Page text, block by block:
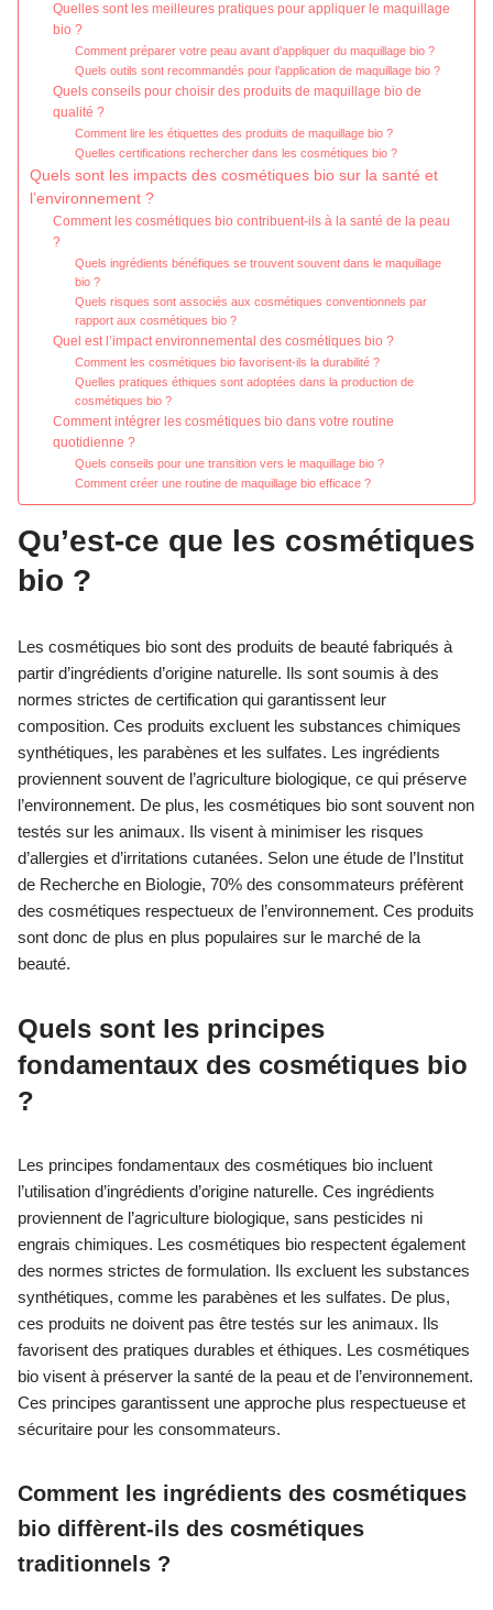
Quelles sont les meilleures pratiques pour appliquer le maquillage
bio ?
Comment préparer votre peau avant d’appliquer du maquillage bio ?
Quels outils sont recommandés pour l’application de maquillage bio ?
Quels conseils pour choisir des produits de maquillage bio de
qualité ?
Comment lire les étiquettes des produits de maquillage bio ?
Quelles certifications rechercher dans les cosmétiques bio ?
Quels sont les impacts des cosmétiques bio sur la santé et
l’environnement ?
Comment les cosmétiques bio contribuent-ils à la santé de la peau
?
Quels ingrédients bénéfiques se trouvent souvent dans le maquillage
bio ?
Quels risques sont associés aux cosmétiques conventionnels par
rapport aux cosmétiques bio ?
Quel est l’impact environnemental des cosmétiques bio ?
Comment les cosmétiques bio favorisent-ils la durabilité ?
Quelles pratiques éthiques sont adoptées dans la production de
cosmétiques bio ?
Comment intégrer les cosmétiques bio dans votre routine
quotidienne ?
Quels conseils pour une transition vers le maquillage bio ?
Comment créer une routine de maquillage bio efficace ?
Qu’est-ce que les cosmétiques
bio ?
Les cosmétiques bio sont des produits de beauté fabriqués à
partir d’ingrédients d’origine naturelle. Ils sont soumis à des
normes strictes de certification qui garantissent leur
composition. Ces produits excluent les substances chimiques
synthétiques, les parabènes et les sulfates. Les ingrédients
proviennent souvent de l’agriculture biologique, ce qui préserve
l’environnement. De plus, les cosmétiques bio sont souvent non
testés sur les animaux. Ils visent à minimiser les risques
d’allergies et d’irritations cutanées. Selon une étude de l’Institut
de Recherche en Biologie, 70% des consommateurs préfèrent
des cosmétiques respectueux de l’environnement. Ces produits
sont donc de plus en plus populaires sur le marché de la
beauté.
Quels sont les principes
fondamentaux des cosmétiques bio
?
Les principes fondamentaux des cosmétiques bio incluent
l’utilisation d’ingrédients d’origine naturelle. Ces ingrédients
proviennent de l’agriculture biologique, sans pesticides ni
engrais chimiques. Les cosmétiques bio respectent également
des normes strictes de formulation. Ils excluent les substances
synthétiques, comme les parabènes et les sulfates. De plus,
ces produits ne doivent pas être testés sur les animaux. Ils
favorisent des pratiques durables et éthiques. Les cosmétiques
bio visent à préserver la santé de la peau et de l’environnement.
Ces principes garantissent une approche plus respectueuse et
sécuritaire pour les consommateurs.
Comment les ingrédients des cosmétiques
bio diffèrent-ils des cosmétiques
traditionnels ?